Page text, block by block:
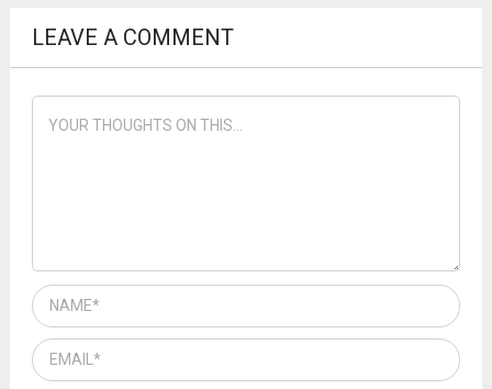
LEAVE A COMMENT